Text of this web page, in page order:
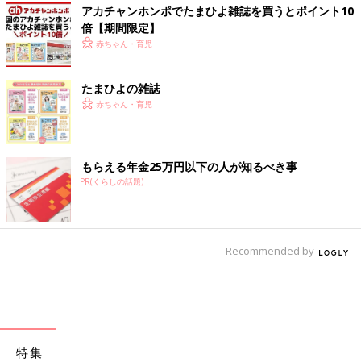
アカチャンホンポでたまひよ雑誌を買うとポイント10
倍【期間限定】
赤ちゃん・育児
たまひよの雑誌
赤ちゃん・育児
もらえる年金25万円以下の人が知るべき事
PR(くらしの話題)
Recommended by
特集